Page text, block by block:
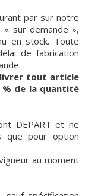
par sur notre
sur demande »,
en stock. Toute
de fabrication
livrer tout article
% de la quantité
DEPART et ne
que pour option
au moment